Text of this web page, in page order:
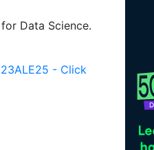
for Data Science.
- Click